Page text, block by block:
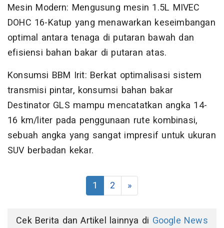
Mesin Modern: Mengusung mesin 1.5L MIVEC
DOHC 16-Katup yang menawarkan keseimbangan
optimal antara tenaga di putaran bawah dan
efisiensi bahan bakar di putaran atas.
Konsumsi BBM Irit: Berkat optimalisasi sistem
transmisi pintar, konsumsi bahan bakar
Destinator GLS mampu mencatatkan angka 14-
16 km/liter pada penggunaan rute kombinasi,
sebuah angka yang sangat impresif untuk ukuran
SUV berbadan kekar.
1 2 »
Cek Berita dan Artikel lainnya di Google News